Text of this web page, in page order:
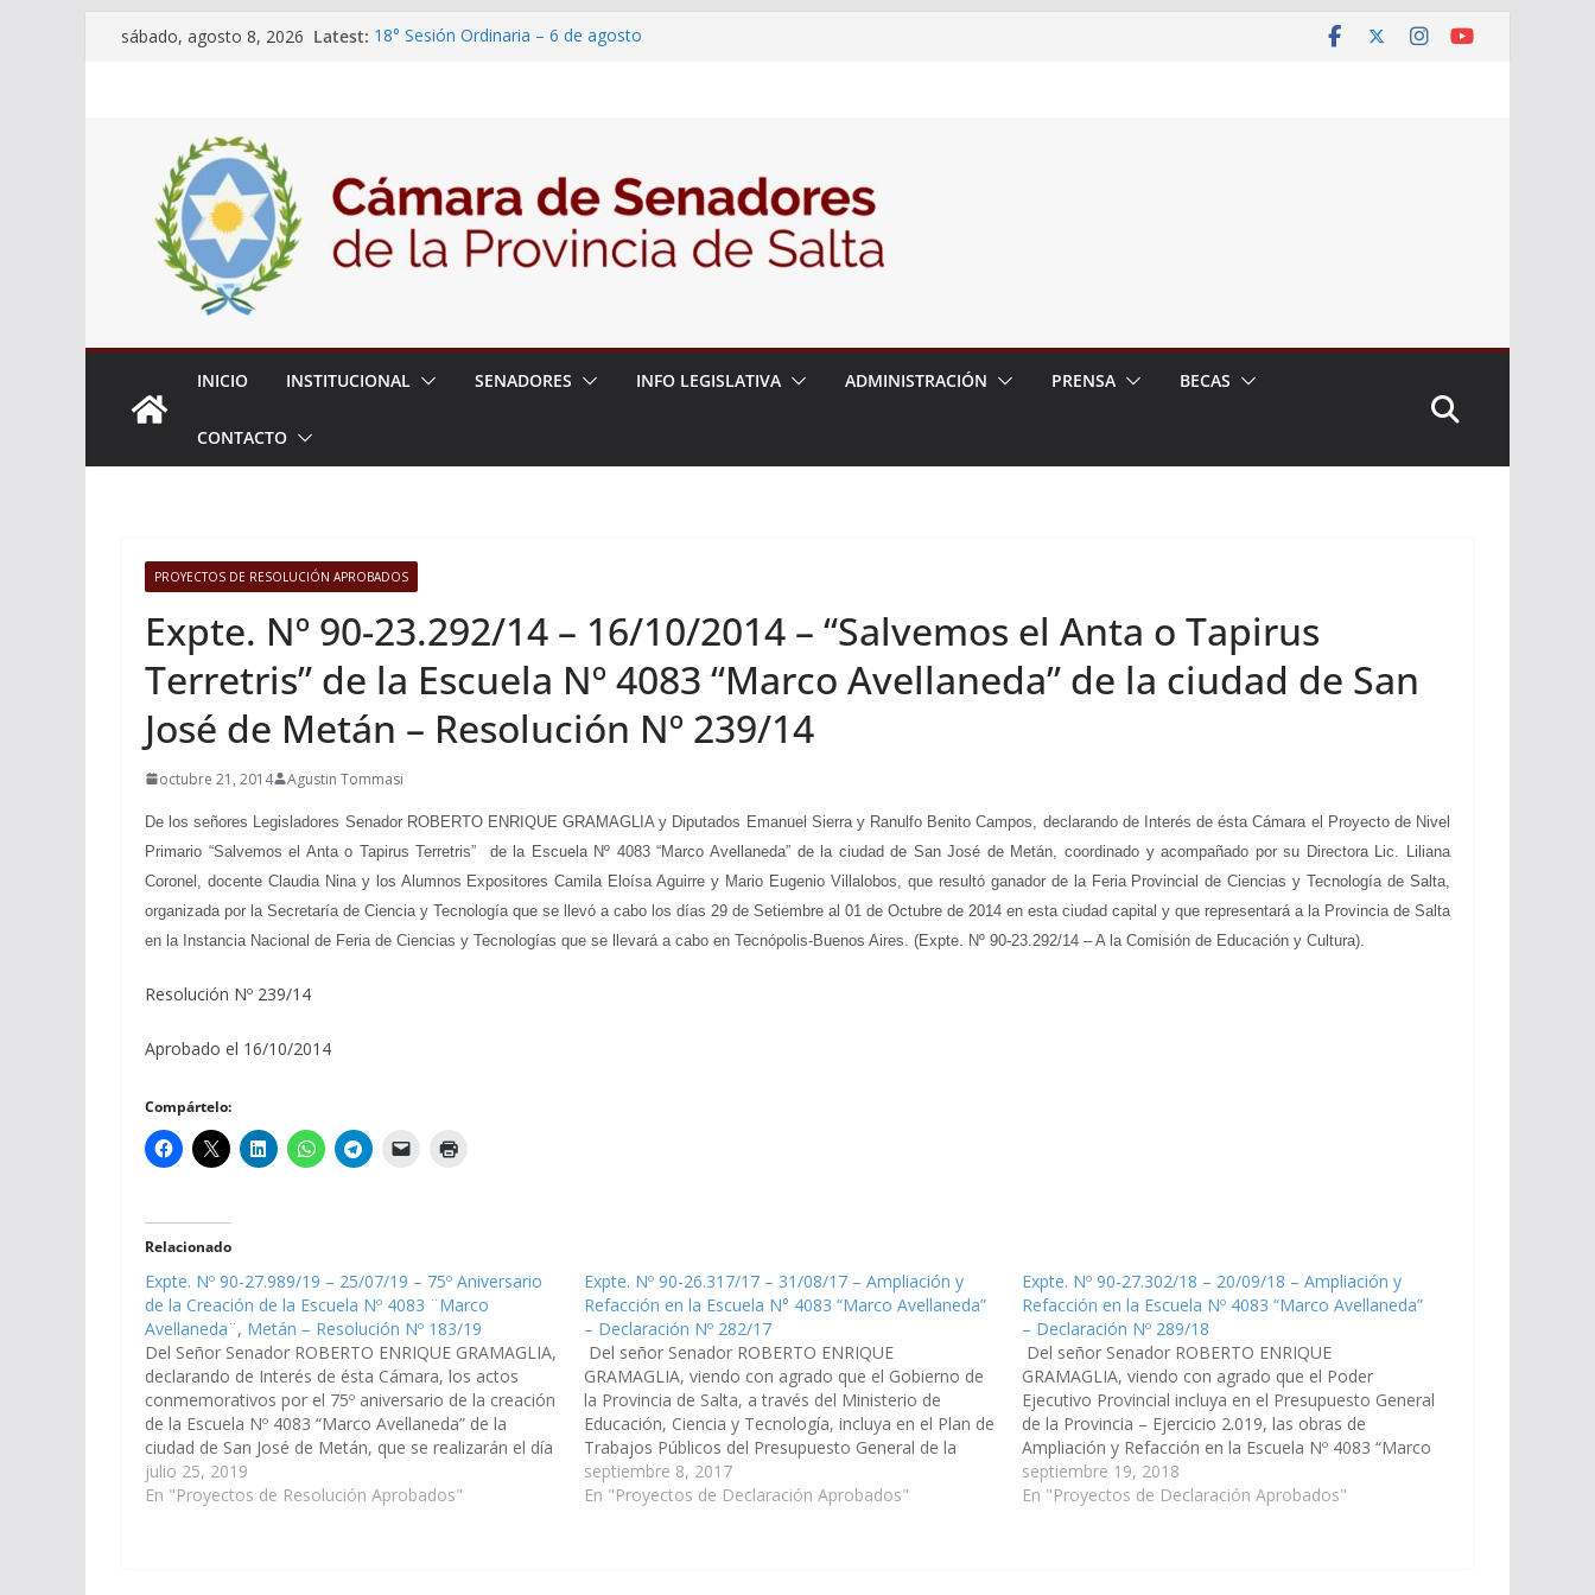
sábado, agosto 8, 2026 Latest: 18° Sesión Ordinaria – 6 de agosto
Expte. Nº 90-34.516/2026 – 06/08/26 – Créase el Ente Salteño
de Protección y Control Vegetal
INICIO INSTITUCIONAL SENADORES INFO LEGISLATIVA ADMINISTRACIÓN PRENSA BECAS
CONTACTO
PROYECTOS DE RESOLUCIÓN APROBADOS
Expte. Nº 90-23.292/14 – 16/10/2014 – “Salvemos el Anta o Tapirus
Terretris” de la Escuela Nº 4083 “Marco Avellaneda” de la ciudad de San
José de Metán – Resolución Nº 239/14
octubre 21, 2014 Agustin Tommasi
De los señores Legisladores Senador ROBERTO ENRIQUE GRAMAGLIA y Diputados Emanuel Sierra y Ranulfo Benito Campos, declarando de Interés de ésta Cámara el Proyecto de Nivel
Primario “Salvemos el Anta o Tapirus Terretris” de la Escuela Nº 4083 “Marco Avellaneda” de la ciudad de San José de Metán, coordinado y acompañado por su Directora Lic. Liliana
Coronel, docente Claudia Nina y los Alumnos Expositores Camila Eloísa Aguirre y Mario Eugenio Villalobos, que resultó ganador de la Feria Provincial de Ciencias y Tecnología de Salta,
organizada por la Secretaría de Ciencia y Tecnología que se llevó a cabo los días 29 de Setiembre al 01 de Octubre de 2014 en esta ciudad capital y que representará a la Provincia de Salta
en la Instancia Nacional de Feria de Ciencias y Tecnologías que se llevará a cabo en Tecnópolis-Buenos Aires. (Expte. Nº 90-23.292/14 – A la Comisión de Educación y Cultura).
Resolución Nº 239/14
Aprobado el 16/10/2014
Compártelo:
Relacionado
Expte. Nº 90-27.989/19 – 25/07/19 – 75º Aniversario
de la Creación de la Escuela Nº 4083 ¨Marco
Avellaneda¨, Metán – Resolución Nº 183/19
Del Señor Senador ROBERTO ENRIQUE GRAMAGLIA,
declarando de Interés de ésta Cámara, los actos
conmemorativos por el 75º aniversario de la creación
de la Escuela Nº 4083 “Marco Avellaneda” de la
ciudad de San José de Metán, que se realizarán el día
6 de agosto de 2019, en el establecimiento…
julio 25, 2019
En "Proyectos de Resolución Aprobados"
Expte. Nº 90-26.317/17 – 31/08/17 – Ampliación y
Refacción en la Escuela N° 4083 “Marco Avellaneda”
– Declaración Nº 282/17
Del señor Senador ROBERTO ENRIQUE
GRAMAGLIA, viendo con agrado que el Gobierno de
la Provincia de Salta, a través del Ministerio de
Educación, Ciencia y Tecnología, incluya en el Plan de
Trabajos Públicos del Presupuesto General de la
Provincia - Año: 2018, las Obras de Ampliación y
Refacción en la…
septiembre 8, 2017
En "Proyectos de Declaración Aprobados"
Expte. Nº 90-27.302/18 – 20/09/18 – Ampliación y
Refacción en la Escuela Nº 4083 “Marco Avellaneda”
– Declaración Nº 289/18
Del señor Senador ROBERTO ENRIQUE
GRAMAGLIA, viendo con agrado que el Poder
Ejecutivo Provincial incluya en el Presupuesto General
de la Provincia – Ejercicio 2.019, las obras de
Ampliación y Refacción en la Escuela Nº 4083 “Marco
Avellaneda” de la ciudad de San José de Metán.-
(Expte. Nº 90-27.302/18 - A la Comisión…
septiembre 19, 2018
En "Proyectos de Declaración Aprobados"